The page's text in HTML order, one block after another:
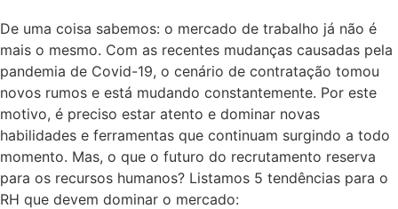
De uma coisa sabemos: o mercado de trabalho já não é
mais o mesmo. Com as recentes mudanças causadas pela
pandemia de Covid-19, o cenário de contratação tomou
novos rumos e está mudando constantemente. Por este
motivo, é preciso estar atento e dominar novas
habilidades e ferramentas que continuam surgindo a todo
momento. Mas, o que o futuro do recrutamento reserva
para os recursos humanos? Listamos 5 tendências para o
RH que devem dominar o mercado: